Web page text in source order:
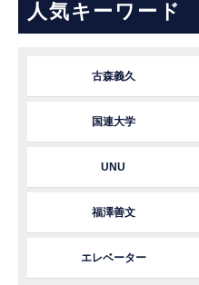
人気キーワード
古森義久
国連大学
UNU
福澤善文
エレベーター